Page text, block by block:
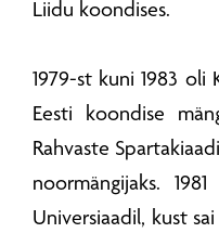
Liidu koondises.
1979-st kuni 1983 oli
Eesti koondise
Rahvaste
noormängijaks.
Universiaadil, kust